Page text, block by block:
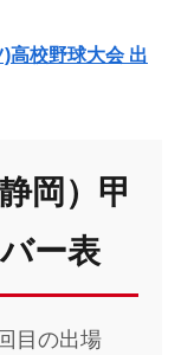
高校野球大会 出
岡）甲
ー表
目の出場